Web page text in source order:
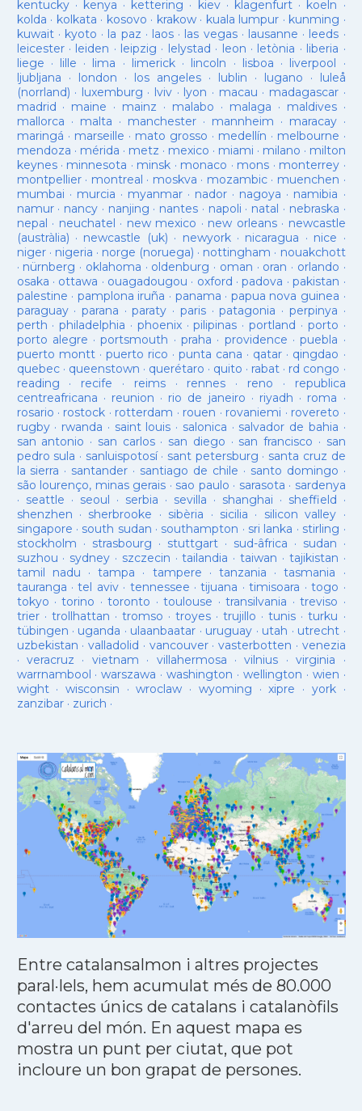
kentucky· kenya · kettering · kiev· klagenfurt · koeln ·
kolda · kolkata · kosovo · krakow· kuala lumpur · kunming ·
kuwait· kyoto · la paz · laos· las vegas· lausanne · leeds ·
leicester· leiden · leipzig · lelystad · leon · letònia · liberia ·
liege · lille · lima · limerick· lincoln · lisboa · liverpool ·
ljubljana · london · los angeles· lublin · lugano · luleå
(norrland) · luxemburg · lviv · lyon · macau · madagascar·
madrid · maine · mainz · malabo · malaga · maldives·
mallorca · malta · manchester· mannheim · maracay·
maringá · marseille · mato grosso · medellín · melbourne ·
mendoza · mérida · metz · mexico · miami · milano · milton
keynes· minnesota · minsk · monaco · mons · monterrey ·
montpellier· montreal · moskva · mozambic· muenchen ·
mumbai · murcia · myanmar· nador · nagoya · namibia ·
namur· nancy · nanjing · nantes · napoli · natal · nebraska ·
nepal · neuchatel · new mexico · new orleans· newcastle
(austràlia) · newcastle (uk) · newyork· nicaragua · nice ·
niger· nigeria · norge (noruega) · nottingham · nouakchott
· nürnberg · oklahoma · oldenburg · oman · oran · orlando ·
osaka · ottawa · ouagadougou · oxford ·padova ·pakistan ·
palestine · pamplona iruña · panama · papua nova guinea ·
paraguay· parana ·paraty · paris·patagonia · perpinya ·
perth ·philadelphia · phoenix·pilipinas ·portland · porto ·
porto alegre ·portsmouth ·praha · providence ·puebla ·
puerto montt· puerto rico ·punta cana · qatar · qingdao ·
quebec· queenstown · querétaro · quito · rabat · rd congo ·
reading · recife · reims· rennes · reno · republica
centreafricana · reunion · rio de janeiro · riyadh · roma ·
rosario · rostock · rotterdam · rouen · rovaniemi · rovereto ·
rugby· rwanda · saint louis · salonica · salvador de bahia ·
san antonio · san carlos· san diego · san francisco · san
pedro sula · sanluispotosí· sant petersburg · santa cruz de
la sierra · santander · santiago de chile · santo domingo ·
são lourenço, minas gerais · sao paulo · sarasota · sardenya
· seattle · seoul · serbia · sevilla · shanghai · sheffield ·
shenzhen · sherbrooke · sibèria · sicilia · silicon valley ·
singapore · south sudan · southampton · sri lanka · stirling ·
stockholm · strasbourg · stuttgart· sud-âfrica · sudan ·
suzhou · sydney · szczecin ·tailandia ·taiwan · tajikistan ·
tamil nadu ·tampa · tampere · tanzania ·tasmania ·
tauranga ·tel aviv· tennessee ·tijuana ·timisoara ·togo ·
tokyo ·torino ·toronto ·toulouse ·transilvania ·treviso ·
trier· trollhattan · tromso · troyes·trujillo ·tunis ·turku ·
tübingen · uganda · ulaanbaatar · uruguay · utah · utrecht ·
uzbekistan · valladolid · vancouver· vasterbotten · venezia
· veracruz · vietnam · villahermosa ·vilnius ·virginia ·
warrnambool ·warszawa ·washington · wellington · wien ·
wight· wisconsin ·wroclaw · wyoming ·xipre · york·
zanzibar· zurich ·
Entre catalansalmon i altres projectes
paral·lels, hem acumulat més de 80.000
contactes únics de catalans i catalanòfils
d'arreu del món. En aquest mapa es
mostra un punt per ciutat, que pot
incloure un bon grapat de persones.